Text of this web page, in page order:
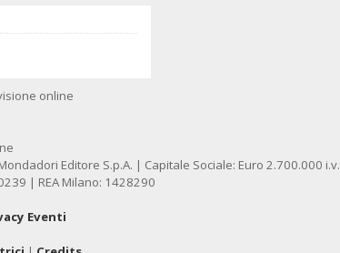
online
Editore S.p.A. | Capitale Sociale: Euro 2.700.000 i.v.
| REA Milano: 1428290
Eventi